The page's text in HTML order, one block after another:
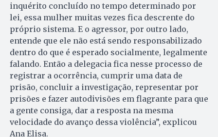
inquérito concluído no tempo determinado por
lei, essa mulher muitas vezes fica descrente do
próprio sistema. E o agressor, por outro lado,
entende que ele não está sendo responsabilizado
dentro do que é esperado socialmente, legalmente
falando. Então a delegacia fica nesse processo de
registrar a ocorrência, cumprir uma data de
prisão, concluir a investigação, representar por
prisões e fazer autodivisões em flagrante para que
a gente consiga, dar a resposta na mesma
velocidade do avanço dessa violência”, explicou
Ana Elisa.